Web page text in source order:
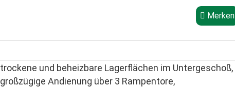
Merken
trockene und beheizbare Lagerflächen im Untergeschoß,
großzügige Andienung über 3 Rampentore,